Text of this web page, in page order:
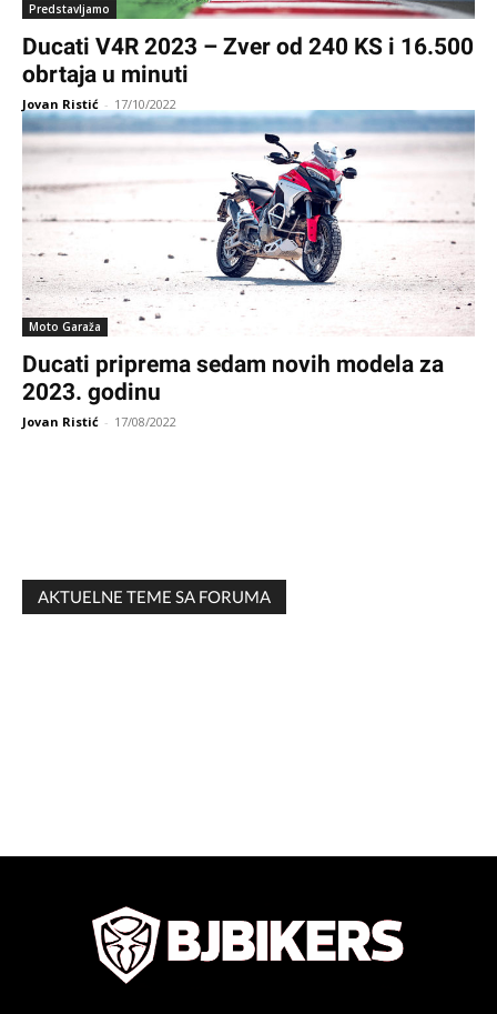
Predstavljamo
Ducati V4R 2023 – Zver od 240 KS i 16.500
obrtaja u minuti
Jovan Ristić - 17/10/2022
Moto Garaža
Ducati priprema sedam novih modela za
2023. godinu
Jovan Ristić - 17/08/2022
AKTUELNE TEME SA FORUMA